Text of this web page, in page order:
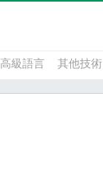
高級語言 其他技術